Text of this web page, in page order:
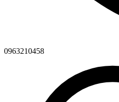
0963210458